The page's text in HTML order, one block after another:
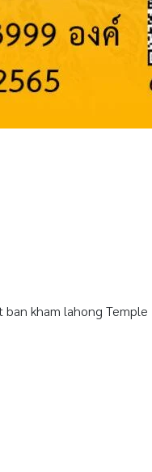
kham lahong